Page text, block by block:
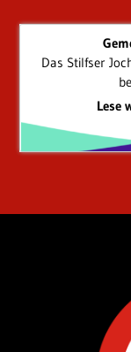
Das Stilfser
Lese